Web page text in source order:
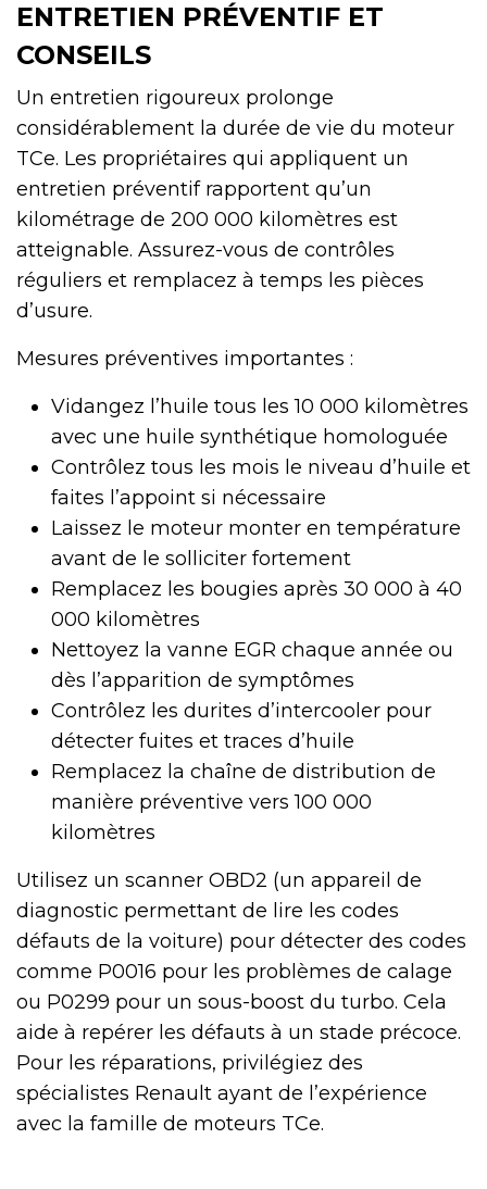
ENTRETIEN PRÉVENTIF ET
CONSEILS
Un entretien rigoureux prolonge
considérablement la durée de vie du moteur
TCe. Les propriétaires qui appliquent un
entretien préventif rapportent qu’un
kilométrage de 200 000 kilomètres est
atteignable. Assurez-vous de contrôles
réguliers et remplacez à temps les pièces
d’usure.
Mesures préventives importantes :
Vidangez l’huile tous les 10 000 kilomètres
avec une huile synthétique homologuée
Contrôlez tous les mois le niveau d’huile et
faites l’appoint si nécessaire
Laissez le moteur monter en température
avant de le solliciter fortement
Remplacez les bougies après 30 000 à 40
000 kilomètres
Nettoyez la vanne EGR chaque année ou
dès l’apparition de symptômes
Contrôlez les durites d’intercooler pour
détecter fuites et traces d’huile
Remplacez la chaîne de distribution de
manière préventive vers 100 000
kilomètres
Utilisez un scanner OBD2 (un appareil de
diagnostic permettant de lire les codes
défauts de la voiture) pour détecter des codes
comme P0016 pour les problèmes de calage
ou P0299 pour un sous-boost du turbo. Cela
aide à repérer les défauts à un stade précoce.
Pour les réparations, privilégiez des
spécialistes Renault ayant de l’expérience
avec la famille de moteurs TCe.